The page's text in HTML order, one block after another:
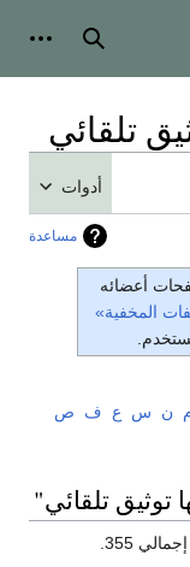
بحث
تلقائي
أدوات
مساعدة
أعضائه
المخفية»
ن س ع ف
ص
توثيق تلقائي"